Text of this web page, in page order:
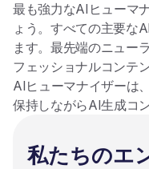
最も強力なAIヒューマ
ょう。すべての主要な
ます。最先端のニュー
フェッショナルコンテ
AIヒューマナイザーは
保持しながらAI生成コ
私たちのエ